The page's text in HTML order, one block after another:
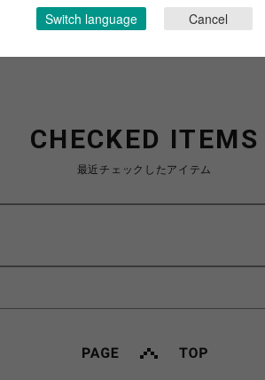
CHECKED ITEMS
最近チェックしたアイテム
Switch language Cancel